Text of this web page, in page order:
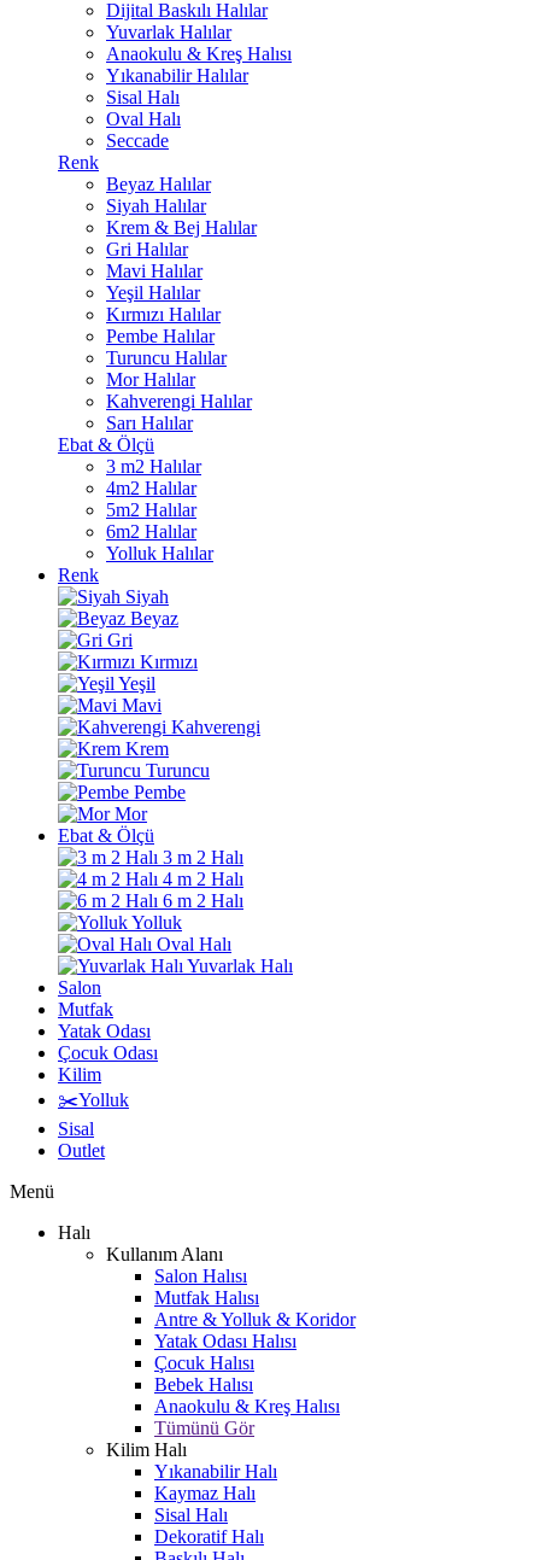
Dijital Baskılı Halılar
Yuvarlak Halılar
Anaokulu & Kreş Halısı
Yıkanabilir Halılar
Sisal Halı
Oval Halı
Seccade
Renk
Beyaz Halılar
Siyah Halılar
Krem & Bej Halılar
Gri Halılar
Mavi Halılar
Yeşil Halılar
Kırmızı Halılar
Pembe Halılar
Turuncu Halılar
Mor Halılar
Kahverengi Halılar
Sarı Halılar
Ebat & Ölçü
3 m2 Halılar
4m2 Halılar
5m2 Halılar
6m2 Halılar
Yolluk Halılar
Renk
Siyah
Beyaz
Gri
Kırmızı
Yeşil
Mavi
Kahverengi
Krem
Turuncu
Pembe
Mor
Ebat & Ölçü
3 m 2 Halı
4 m 2 Halı
6 m 2 Halı
Yolluk
Oval Halı
Yuvarlak Halı
Salon
Mutfak
Yatak Odası
Çocuk Odası
Kilim
✂️Yolluk
Sisal
Outlet
Menü
Halı
Kullanım Alanı
Salon Halısı
Mutfak Halısı
Antre & Yolluk & Koridor
Yatak Odası Halısı
Çocuk Halısı
Bebek Halısı
Anaokulu & Kreş Halısı
Tümünü Gör
Kilim Halı
Yıkanabilir Halı
Kaymaz Halı
Sisal Halı
Dekoratif Halı